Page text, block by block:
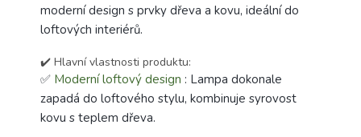
moderní design s prvky dřeva a kovu, ideální do
loftových interiérů.
✔️ Hlavní vlastnosti produktu:
✅ Moderní loftový design : Lampa dokonale
zapadá do loftového stylu, kombinuje syrovost
kovu s teplem dřeva.